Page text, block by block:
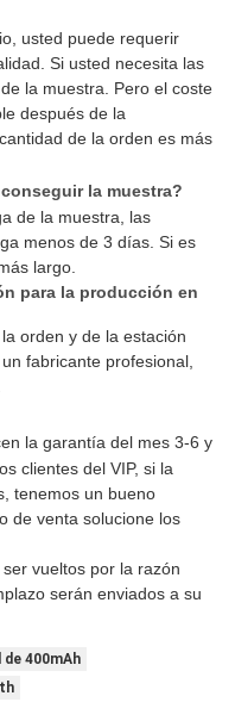
usted puede requerir
Si usted necesita las
la muestra. Pero el coste
después de la
de la orden es más
la muestra?
de la muestra, las
menos de 3 días. Si es
largo.
para la producción en
orden y de la estación
fabricante profesional,
la garantía del mes 3-6 y
clientes del VIP, si la
tenemos un bueno
de venta solucione los
vueltos por la razón
serán enviados a su
400mAh